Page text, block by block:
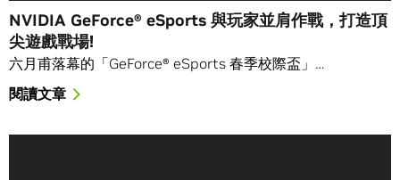
NVIDIA GeForce® eSports 與玩家並肩作戰，打造頂
尖遊戲戰場!
六月甫落幕的「GeForce® eSports 春季校際盃」…
閱讀文章